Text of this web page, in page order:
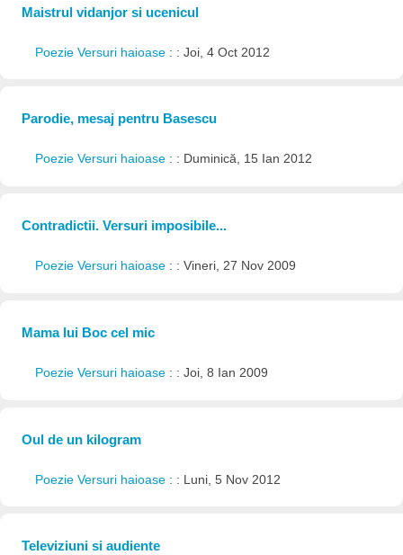
Maistrul vidanjor si ucenicul
Poezie Versuri haioase : : Joi, 4 Oct 2012
Parodie, mesaj pentru Basescu
Poezie Versuri haioase : : Duminică, 15 Ian 2012
Contradictii. Versuri imposibile...
Poezie Versuri haioase : : Vineri, 27 Nov 2009
Mama lui Boc cel mic
Poezie Versuri haioase : : Joi, 8 Ian 2009
Oul de un kilogram
Poezie Versuri haioase : : Luni, 5 Nov 2012
Televiziuni si audiente